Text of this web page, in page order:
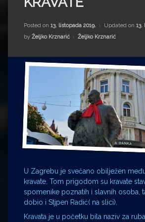
Impressum
Milenko Strižak
Drugi autori
Drugi autori
Ljiljana Lekanić-Kljaić
Željko Krznarić
Mario Lovreković
Miroslav Šantek
Posted on 13. listopada 2019. Updated on 13.
by Željko Krznarić Kategorije:
Željko Krznarić
U Zagrebu je svečano obilježen
kravate. Tom prigodom su kravate
spomenike poznatih i slavnih osoba,
dobio i Stjpen Radić( na slici).
Kravata je u početku bila naziv za